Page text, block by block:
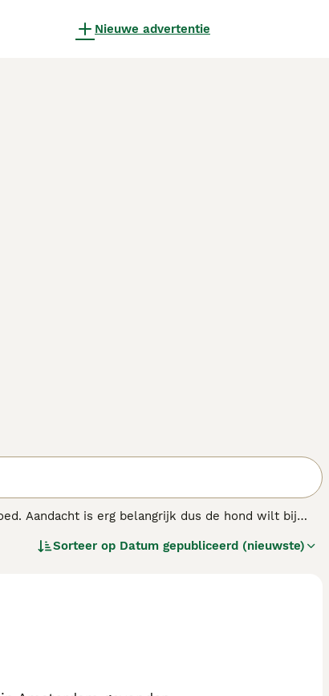
Nieuwe advertentie
Aandacht is erg belangrijk dus de hond wilt bij
de ruimte bv. een grote tuin.
Sorteer op Datum gepubliceerd (nieuwste)